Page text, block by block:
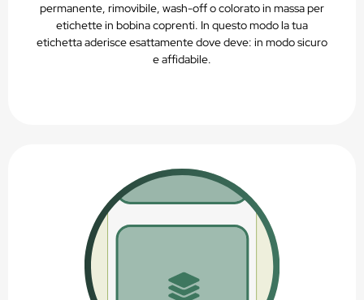
permanente, rimovibile, wash-off o colorato in massa per
etichette in bobina coprenti. In questo modo la tua
etichetta aderisce esattamente dove deve: in modo sicuro
e affidabile.